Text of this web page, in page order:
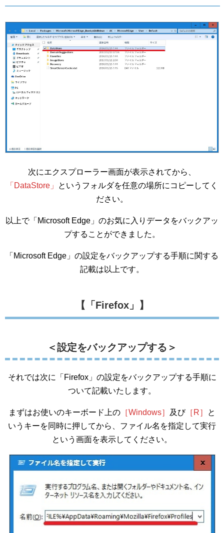
次にエクスプローラー画面が表示されてから、
「DataStore」
というフォルダを任意の場所にコピーしてく
ださい。
以上で「Microsoft Edge」のお気に入りデータをバックアッ
プすることができました。
「Microsoft Edge」の設定をバックアップする手順に関する
記載は以上です。
【「Firefox」】
＜設定をバックアップする＞
それでは次に「Firefox」の設定をバックアップする手順に
ついて記載いたします。
まずはお使いのキーボード上の ［Windows］ 及び［R］
と
いうキーを同時に押してから、ファイル名を指定して実行
という画面を表示してください。